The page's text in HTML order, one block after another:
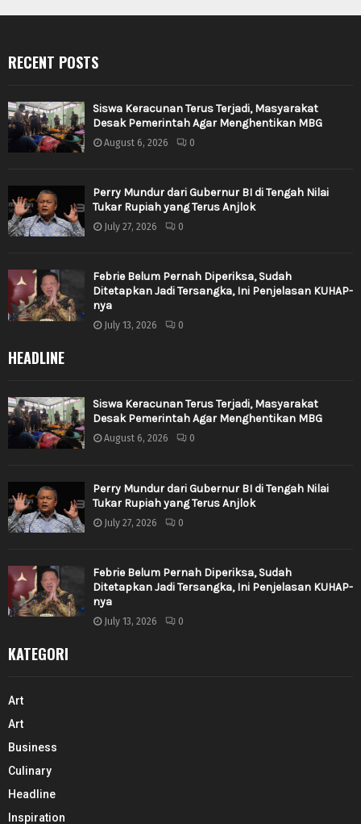
RECENT POSTS
Siswa Keracunan Terus Terjadi, Masyarakat
Desak Pemerintah Agar Menghentikan MBG
August 6, 2026 0
Perry Mundur dari Gubernur BI di Tengah Nilai
Tukar Rupiah yang Terus Anjlok
July 27, 2026 0
Febrie Belum Pernah Diperiksa, Sudah
Ditetapkan Jadi Tersangka, Ini Penjelasan KUHAP-
nya
July 13, 2026 0
HEADLINE
Siswa Keracunan Terus Terjadi, Masyarakat
Desak Pemerintah Agar Menghentikan MBG
August 6, 2026 0
Perry Mundur dari Gubernur BI di Tengah Nilai
Tukar Rupiah yang Terus Anjlok
July 27, 2026 0
Febrie Belum Pernah Diperiksa, Sudah
Ditetapkan Jadi Tersangka, Ini Penjelasan KUHAP-
nya
July 13, 2026 0
KATEGORI
Art
Art
Business
Culinary
Headline
Inspiration